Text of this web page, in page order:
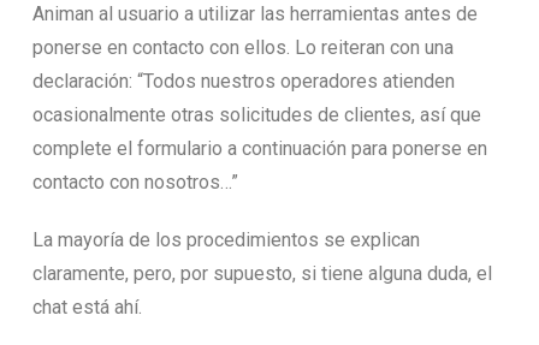
Animan al usuario a utilizar las herramientas antes de
ponerse en contacto con ellos. Lo reiteran con una
declaración: “Todos nuestros operadores atienden
ocasionalmente otras solicitudes de clientes, así que
complete el formulario a continuación para ponerse en
contacto con nosotros…”
La mayoría de los procedimientos se explican
claramente, pero, por supuesto, si tiene alguna duda, el
chat está ahí.